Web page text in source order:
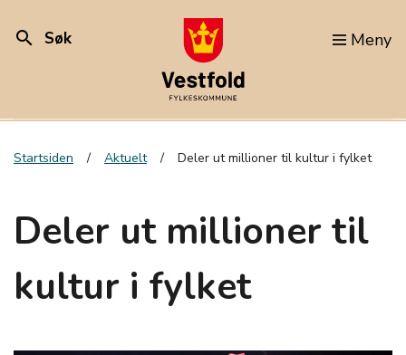
search Søk Meny
Startsiden Aktuelt Deler ut millioner til kultur i fylket
Deler ut millioner til
kultur i fylket